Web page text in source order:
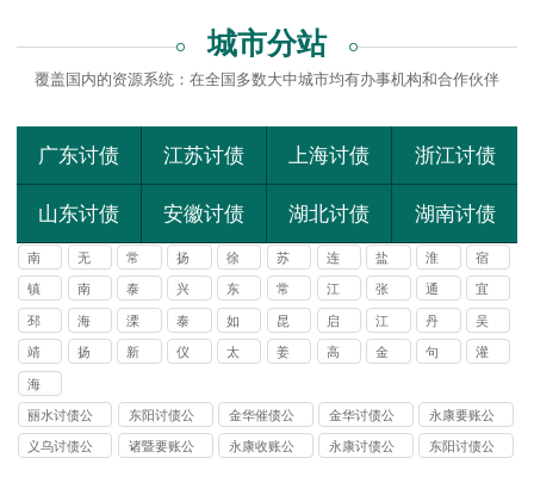
城市分站
覆盖国内的资源系统：在全国多数大中城市均有办事机构和合作伙伴
广东讨债 江苏讨债 上海讨债 浙江讨债
山东讨债 安徽讨债 湖北讨债 湖南讨债
南
京
讨
债
公
司
无
锡
要
账
公
常
州
讨
债
公
扬
州
徐
州
苏
州
讨
债
公
连
云
港
盐
城
淮
安
宿
迁
镇
江
南
通
讨
债
司
泰
州
兴
化
东
台
常
熟
讨
债
司
江
阴
讨
债
司
张
家
港
讨
公
司
通
州
宜
兴
邳
州
海
门
溧
阳
泰
兴
如
皋
昆
山
公
司
启
东
江
都
丹
阳
吴
江
靖
江
扬
新
仪
太
姜
高
金
句
灌
海
安
丽水讨债公
司
东阳讨债公
司
金华催债公
司
金华讨债公
司
永康要账公
司
义乌讨债公
诸暨要账公
永康收账公
永康讨债公
东阳讨债公